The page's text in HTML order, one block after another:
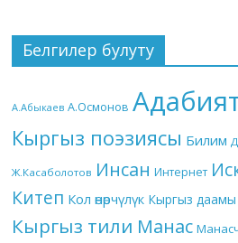
Белгилер булуту
А.Абыкаев А.Осмонов
Кыргыз поэзиясы Билим
Ж.Касаболотов Инсан Интернет
Китеп Кол өнөрчүлүк Кыргыз даамы
Кыргыз тили Манас